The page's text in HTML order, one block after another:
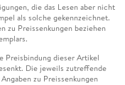
die das Lesen aber nicht
als solche gekennzeichnet.
zu Preissenkungen beziehen
Preisbindung dieser Artikel
Die jeweils zutreffende
zu Preissenkungen